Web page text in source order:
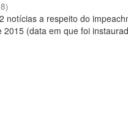
)
notícias a respeito do
(data em que foi